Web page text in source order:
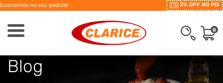
Economize no seu pedido! 3% OFF NO PIX
0
Blog